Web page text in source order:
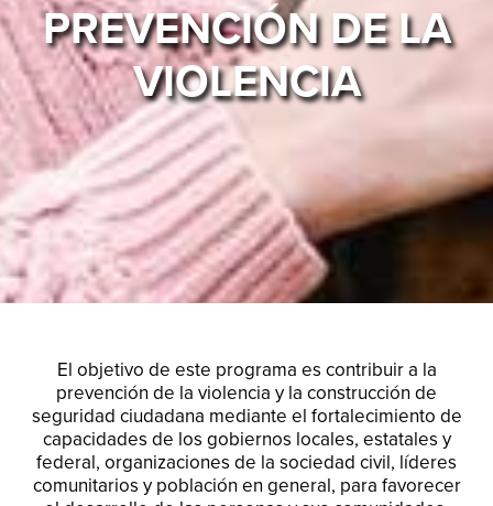
PREVENCIÓN DE LA
VIOLENCIA
El objetivo de este programa es contribuir a la
prevención de la violencia y la construcción de
seguridad ciudadana mediante el fortalecimiento de
capacidades de los gobiernos locales, estatales y
federal, organizaciones de la sociedad civil, líderes
comunitarios y población en general, para favorecer